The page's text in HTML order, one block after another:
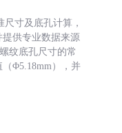
寸及底孔计算，
供专业数据来源
纹底孔尺寸的常
Φ5.18mm），并